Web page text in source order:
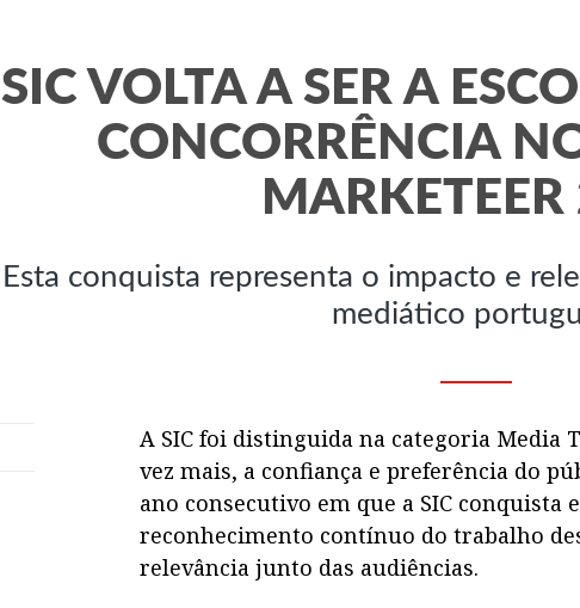
SIC VOLTA A SER A
CONCORRÊNCIA
Esta conquista representa o impacto e
mediático
A SIC foi distinguida na categoria Media
vez mais, a confiança e preferência do
ano consecutivo em que a SIC
reconhecimento contínuo do trabalho
relevância junto das audiências.